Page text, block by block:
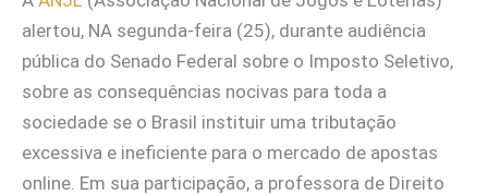
alertou, NA segunda-feira (25), durante audiência
pública do Senado Federal sobre o Imposto Seletivo,
sobre as consequências nocivas para toda a
sociedade se o Brasil instituir uma tributação
excessiva e ineficiente para o mercado de apostas
online. Em sua participação, a professora de Direito